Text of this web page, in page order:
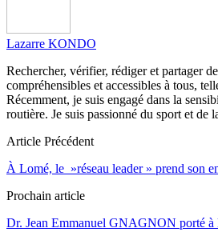
Lazarre KONDO
Rechercher, vérifier, rédiger et partager
compréhensibles et accessibles à tous,
Récemment, je suis engagé dans la
routière. Je suis passionné du sport et de
Article Précédent
À Lomé, le »réseau leader » prend son
Prochain article
Dr. Jean Emmanuel GNAGNON porté à